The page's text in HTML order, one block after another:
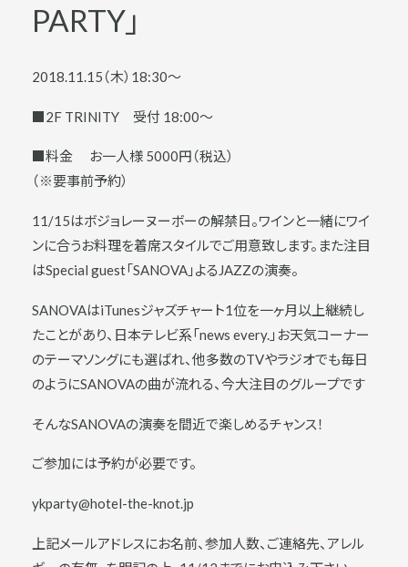
PARTY」
2018.11.15（木）18:30〜
■2F TRINITY 受付 18:00〜
■料金 お一人様 5000円（税込）
（※要事前予約）
11/15はボジョレーヌーボーの解禁日。ワインと一緒にワイ
ンに合うお料理を着席スタイルでご用意致します。また注目
はSpecial guest「SANOVA」よるJAZZの演奏。
SANOVAはiTunesジャズチャート1位を一ヶ月以上継続し
たことがあり、日本テレビ系「news every.」お天気コーナー
のテーマソングにも選ばれ、他多数のTVやラジオでも毎日
のようにSANOVAの曲が流れる、今大注目のグループです
そんなSANOVAの演奏を間近で楽しめるチャンス！
ご参加には予約が必要です。
ykparty@hotel-the-knot.jp
上記メールアドレスにお名前、参加人数、ご連絡先、アレル